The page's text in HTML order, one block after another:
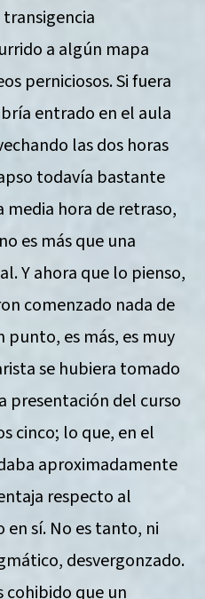
a algún mapa
perniciosos. Si fuera
entrado en el aula
las dos horas
todavía bastante
hora de retraso,
es más que una
Y ahora que lo pienso,
comenzado nada de
punto, es más, es muy
se hubiera tomado
presentación del curso
cinco; lo que, en el
aproximadamente
respecto al
sí. No es tanto, ni
desvergonzado.
cohibido que un